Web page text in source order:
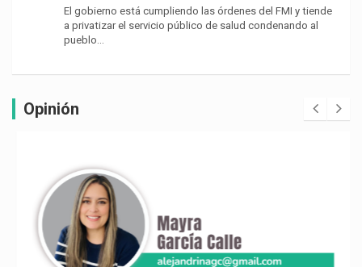
El gobierno está cumpliendo las órdenes del FMI y tiende
a privatizar el servicio público de salud condenando al
pueblo…
Opinión